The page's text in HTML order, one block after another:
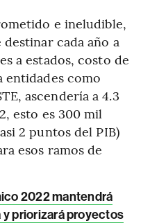
e ineludible,
destinar cada año a
a estados, costo de
entidades como
ascendería a 4.3
esto es 300 mil
2 puntos del PIB)
esos ramos de
2022 mantendrá
priorizará proyectos